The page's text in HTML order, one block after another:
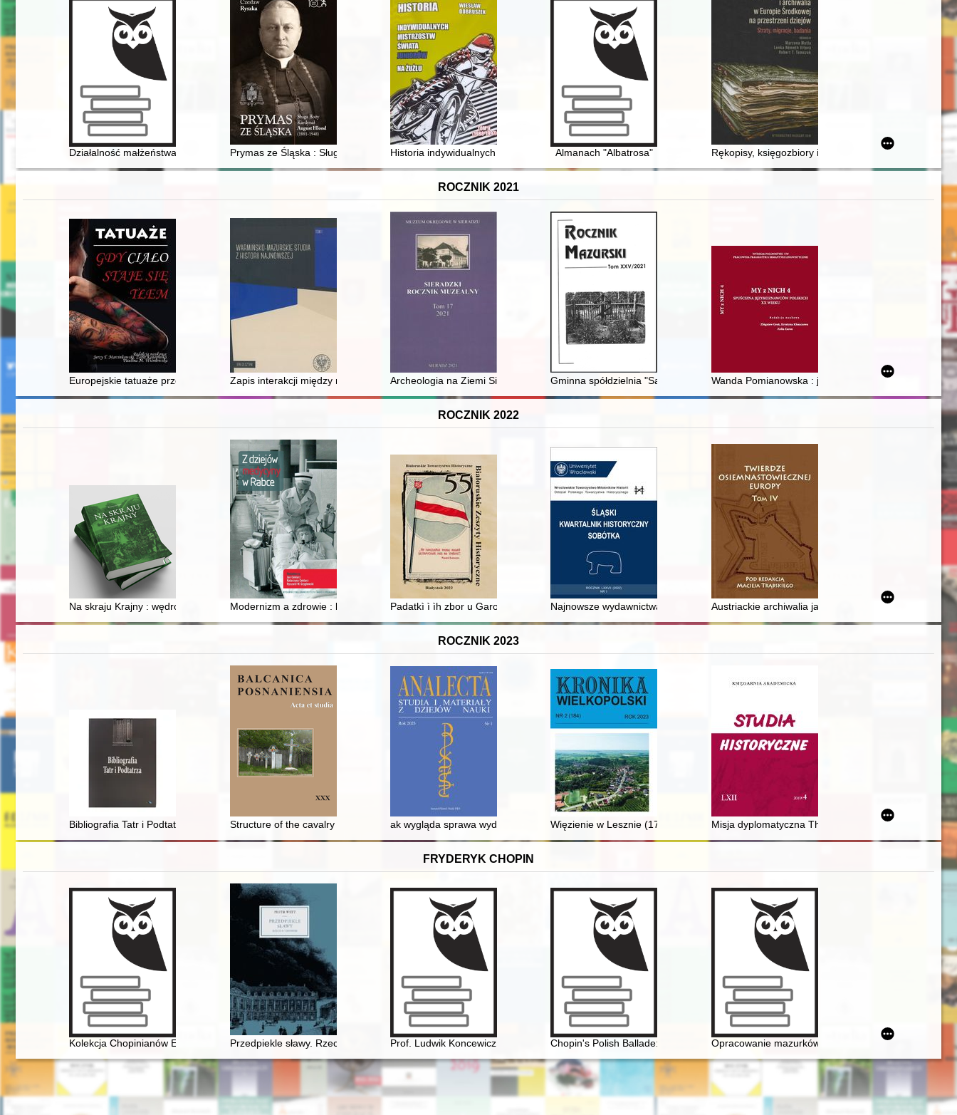
Działalność małżeństwa Biedrawów na rzecz Mazurów działdowskich w latach 1920-1939
Prymas ze Śląska : Sługa Boży Kardynał August Hlond (1881-1948)Historia indywidualnych mistrzostw świata juniorów na żużlu. T. 2,
Almanach "Albatrosa" Rękopisy, księgozbiory i archiwalia w Europie
ROCZNIK 2021
Europejskie tatuaże przełomu XIX i XX wieku : dokumenty inneZapis interakcji między muzeum i jego gościem jako obraz dynamiki więzi społecznych : Muzeum Warmii i Mazur po II wojnie światowej
Archeologia na Ziemi Sieradzkiej przed 1918 rGminna spółdzielnia "Samopomoc Chłopska" w Szczytnie 1945-2020. Cz. 1,
Wanda Pomianowska : językoznawca, społecznik,
ROCZNIK 2022
Na skraju Krajny : wędrówki po wybranych wsiach ziemi złotowskiejModernizm a zdrowie : kompleks architektoniczny zakładu leczniczo-wychowawczego sióstr nazaretanek w Rabce
Padatkì ì ìh zbor u Garodnì ǔ XVI-XVII ststNajnowsze wydawnictwa z zakresu historii ŚląskaAustriackie archiwalia jako źródło do stanu umocnień
ROCZNIK 2023
Bibliografia Tatr i Podtatrza Structure of the cavalry group of the Crown Standard-Bearer Mikołaj Hieronim Sieniawski, stationed in Moldavia after the battle of Khotyn (Chocim) in 1673
ak wygląda sprawa wydania Pańskiej książki o Mandelsonie?” Listy Floriana Sokołowa do Jerzego W. Borejszy = ‘How is
Więzienie w Lesznie (1793-2018) Misja dyplomatyczna Thomasa Bodleya do krajów
FRYDERYK CHOPIN
Kolekcja Chopinianów Edourda Ganche'a w KrakowiePrzedpiekle sławy. Rzecz o ChopinieProf. Ludwik Koncewicz (1790-1857). Nauczyciel Fryderyka ChopinaChopin's Polish Ballade: Op. 38 as Narrative of National Martyrdom
Opracowanie mazurków Chopina w redakcji